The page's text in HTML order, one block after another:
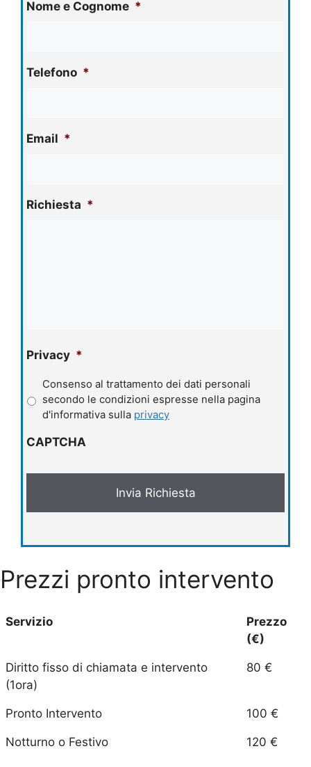
Nome e Cognome *
Telefono *
Email *
Richiesta *
Privacy *
Consenso al trattamento dei dati personali
secondo le condizioni espresse nella pagina
d'informativa sulla privacy
CAPTCHA
Prezzi pronto intervento
Servizio
Prezzo
(€)
Diritto fisso di chiamata e intervento
(1ora)
80 €
Pronto Intervento 100 €
Notturno o Festivo 120 €